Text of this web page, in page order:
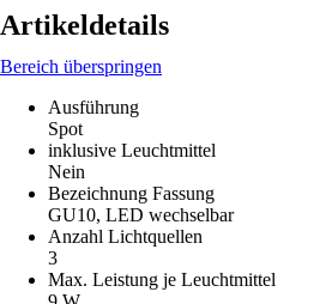
Artikeldetails
Bereich überspringen
Ausführung
Spot
inklusive Leuchtmittel
Nein
Bezeichnung Fassung
GU10, LED wechselbar
Anzahl Lichtquellen
3
Max. Leistung je Leuchtmittel